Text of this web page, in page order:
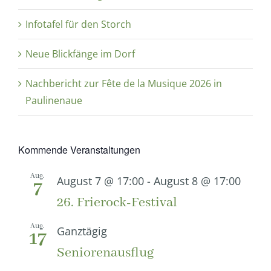
Infotafel für den Storch
Neue Blickfänge im Dorf
Nachbericht zur Fête de la Musique 2026 in
Paulinenaue
Kommende Veranstaltungen
Aug.
7 August 7 @ 17:00 - August 8 @ 17:00
26. Frierock-Festival
Aug.
17 Ganztägig
Seniorenausflug